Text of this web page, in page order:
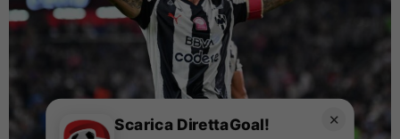
✕
Scarica DirettaGoal!